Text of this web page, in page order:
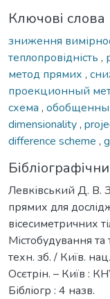
Ключові слова
зниження
теплопровідність ,
метод прямих ,
проекционный
схема ,
dimensionality,
difference scheme ,
Левківський Д. В.
прямих для
вісесиметричних
Містобудування
техн. зб. / Київ.
Осєтрін. – Київ :
Бібліогр : 4 назв.